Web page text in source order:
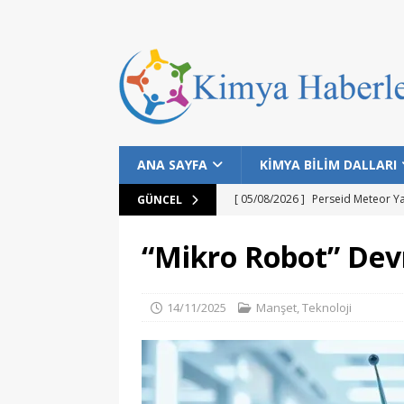
ANA SAYFA KİMYA BİLİM DALLARI
GÜNCEL [ 05/08/2026 ] Perseid Meteor
[ 25/07/2026 ] NASA Datalarıyla
MANŞET
[ 05/08/2026 ] Gökyüzü
“Mikro Robot”
14/11/2025 Manşet,Teknoloji